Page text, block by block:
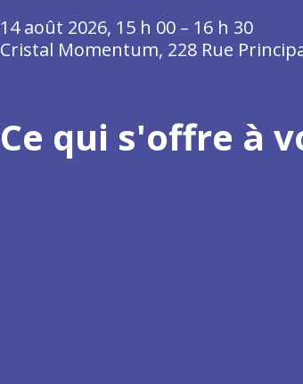
14 août 2026, 15 h 00 – 16 h 30
Cristal Momentum, 228 Rue
Ce qui s'offre à